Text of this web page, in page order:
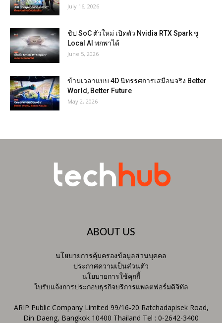
July 16, 2026
ชิป SoC ตัวใหม่ เปิดตัว Nvidia RTX Spark ชู
Local AI พกพาได้
June 5, 2026
ข้ามเวลาแบบ 4D นิทรรศการเสมือนจริง Better
World, Better Future
May 2, 2026
ABOUT US
นโยบายการคุ้มครองข้อมูลส่วนบุคคล
ประกาศความเป็นส่วนตัว
นโยบายการใช้คุกกี้
ใบรับแจ้งการประกอบธุรกิจบริการแพลตฟอร์มดิจิทัล
ARIP Public Company Limited 99/16-20 Ratchadapisek Road,
Din Daeng, Bangkok 10400 Thailand Tel : 0-2642-3400